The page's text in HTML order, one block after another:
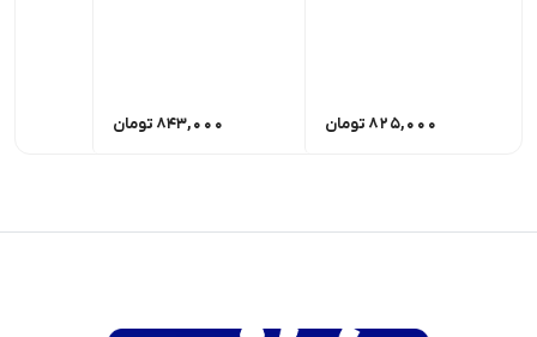
825,000 تومان 843,000 تومان